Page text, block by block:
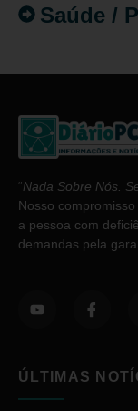
Saúde /
“Nada Sobre Nós.
Nosso compromisso
a pessoa com
demandas pela
ÚLTIMAS